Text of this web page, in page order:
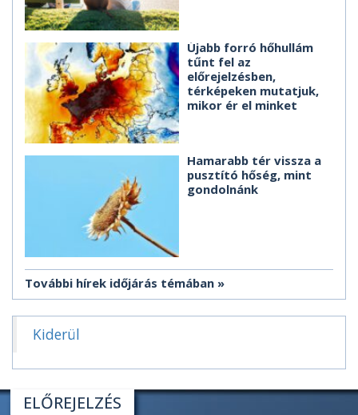
Újabb forró hőhullám
tűnt fel az
előrejelzésben,
térképeken mutatjuk,
mikor ér el minket
Hamarabb tér vissza a
pusztító hőség, mint
gondolnánk
További hírek időjárás témában
Kiderül
ELŐREJELZÉS